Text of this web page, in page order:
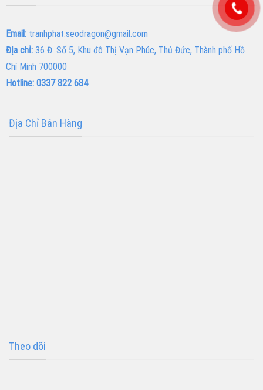
Email: tranhphat.seodragon@gmail.com
Địa chỉ: 36 Đ. Số 5, Khu đô Thị Vạn Phúc, Thủ Đức, Thành phố Hồ
Chí Minh 700000
Hotline: 0337 822 684
Địa Chỉ Bán Hàng
Theo dõi